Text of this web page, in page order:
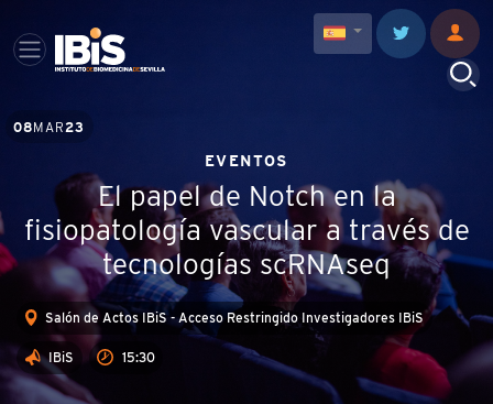
08MAR 23
EVENTOS
El papel de Notch en la
fisiopatología vascular a través de
tecnologías scRNAseq
Salón de Actos IBiS - Acceso Restringido Investigadores IBiS
IBiS 15:30